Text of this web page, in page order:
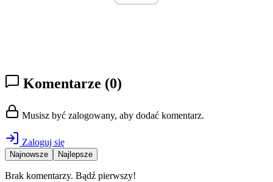
Komentarze (0)
Musisz być zalogowany, aby dodać komentarz.
Zaloguj się
Najnowsze Najlepsze
Brak komentarzy. Bądź pierwszy!